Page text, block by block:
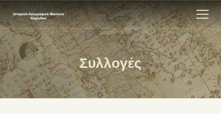
Συλλογές
ΑΡΧΙΚΗ
ΕΚΘΕΣΗ
ΣΧΕΤΙΚΑ